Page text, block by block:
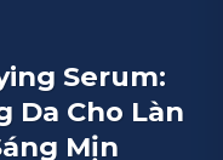
Serum:
Da Cho Làn
Mịn